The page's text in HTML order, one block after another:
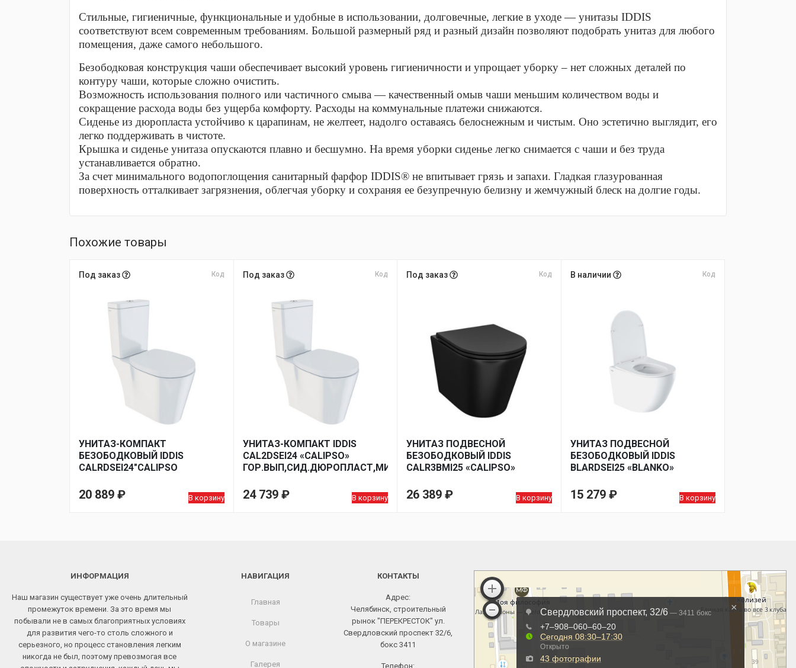
Стильные, гигиеничные, функциональные и удобные в использовании, долговечные, легкие в уходе — унитазы IDDIS
соответствуют всем современным требованиям. Большой размерный ряд и разный дизайн позволяют подобрать унитаз для любого
помещения, даже самого небольшого.
Безободковая конструкция чаши обеспечивает высокий уровень гигиеничности и упрощает уборку – нет сложных деталей по
контуру чаши, которые сложно очистить.
Возможность использования полного или частичного смыва — качественный омыв чаши меньшим количеством воды и
сокращение расхода воды без ущерба комфорту. Расходы на коммунальные платежи снижаются.
Сиденье из дюропласта устойчиво к царапинам, не желтеет, надолго оставаясь белоснежным и чистым. Оно эстетично выглядит, его
легко поддерживать в чистоте.
Крышка и сиденье унитаза опускаются плавно и бесшумно. На время уборки сиденье легко снимается с чаши и без труда
устанавливается обратно.
За счет минимального водопоглощения санитарный фарфор IDDIS® не впитывает грязь и запахи. Гладкая глазурованная
поверхность отталкивает загрязнения, облегчая уборку и сохраняя ее безупречную белизну и жемчужный блеск на долгие годы.
Похожие товары
Под заказ Код
УНИТАЗ-КОМПАКТ
БЕЗОБОДКОВЫЙ IDDIS
CALRDSEI24″CALIPSO
КН АРМ
20 889 ₽ В корзину
Под заказ Код
УНИТАЗ-КОМПАКТ IDDIS
CAL2DSEI24 «CALIPSO»
ГОР.ВЫП,СИД.ДЮРОПЛАСТ,МИКРОЛИФТ
24 739 ₽ В корзину
Под заказ Код
УНИТАЗ ПОДВЕСНОЙ
БЕЗОБОДКОВЫЙ IDDIS
CALR3BMI25 «CALIPSO»
ДЮРОПЛАСТ,МИКРОЛИФТ,ЧЕРНЫЙ
26 389 ₽ В корзину
В наличии Код
УНИТАЗ ПОДВЕСНОЙ
БЕЗОБОДКОВЫЙ IDDIS
BLARDSEI25 «BLANKO»
МИКРОЛИФТ
15 279 ₽ В корзину
ИНФОРМАЦИЯ
Наш магазин существует уже очень длительный
промежуток времени. За это время мы
побывали не в самых благоприятных условиях
для развития чего-то столь сложного и
серьезного, но процесс становления легким
никогда не был, поэтому превозмогая все
НАВИГАЦИЯ
Главная
Товары
О магазине
Галерея
КОНТАКТЫ
Адрес:
Челябинск, строительный
рынок "ПЕРЕКРЕСТОК" ул.
Свердловский проспект 32/6,
бокс 3411
Телефон: